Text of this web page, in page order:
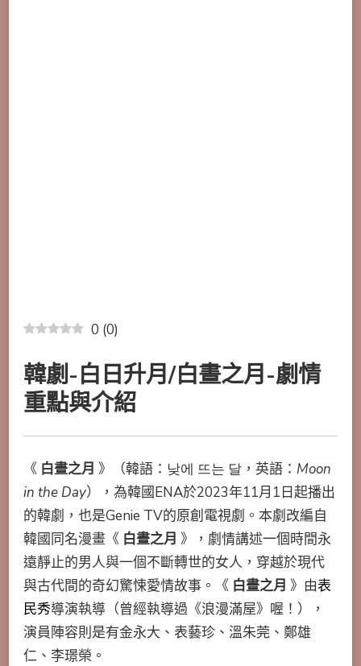
0 (0)
韓劇-白日升月/白晝之月-劇情
重點與介紹
《 白晝之月 》（韓語： 낮에 뜨는 달 ，英語： Moon
in the Day），為韓國ENA於2023年11月1日起播出
的韓劇，也是Genie TV的原創電視劇 。本劇改編自
韓國同名漫畫《 白晝之月 》，劇情講述一個時間永
遠靜止的男人與一個不斷轉世的女人，穿越於現代
與古代間的奇幻驚悚愛情故事。《 白晝之月 》由表
民秀導演執導（曾經執導過《浪漫滿屋》喔！），
演員陣容則是有金永大 、 表藝珍 、 溫朱莞、鄭雄
仁、 李璟榮。